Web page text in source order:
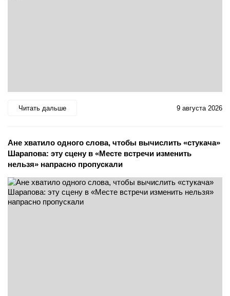
Читать дальше 9 августа 2026
Ане хватило одного слова, чтобы вычислить «стукача»
Шарапова: эту сцену в «Месте встречи изменить
нельзя» напрасно пропускали